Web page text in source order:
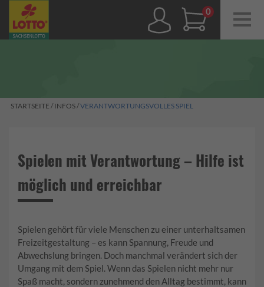
0,00 €
STARTSEITE / INFOS/VERANTWORTUNGSVOLLES SPIEL
Spielen mit Verantwortung – Hilfe ist
möglich und erreichbar
Spielen gehört für viele Menschen zu einer unterhaltsamen
Freizeitgestaltung – es kann Spannung, Freude und
Abwechslung bringen. Doch manchmal verändert sich der
Umgang mit dem Spiel. Wenn das Spielen nicht mehr nur
Spaß macht, sondern zunehmend den Alltag bestimmt, kann